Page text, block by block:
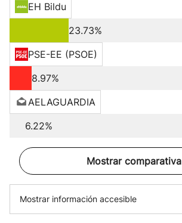
EH Bildu
23.73%
PSE-EE (PSOE)
8.97%
AELAGUARDIA
6.22%
Mostrar comparativa
Mostrar información accesible